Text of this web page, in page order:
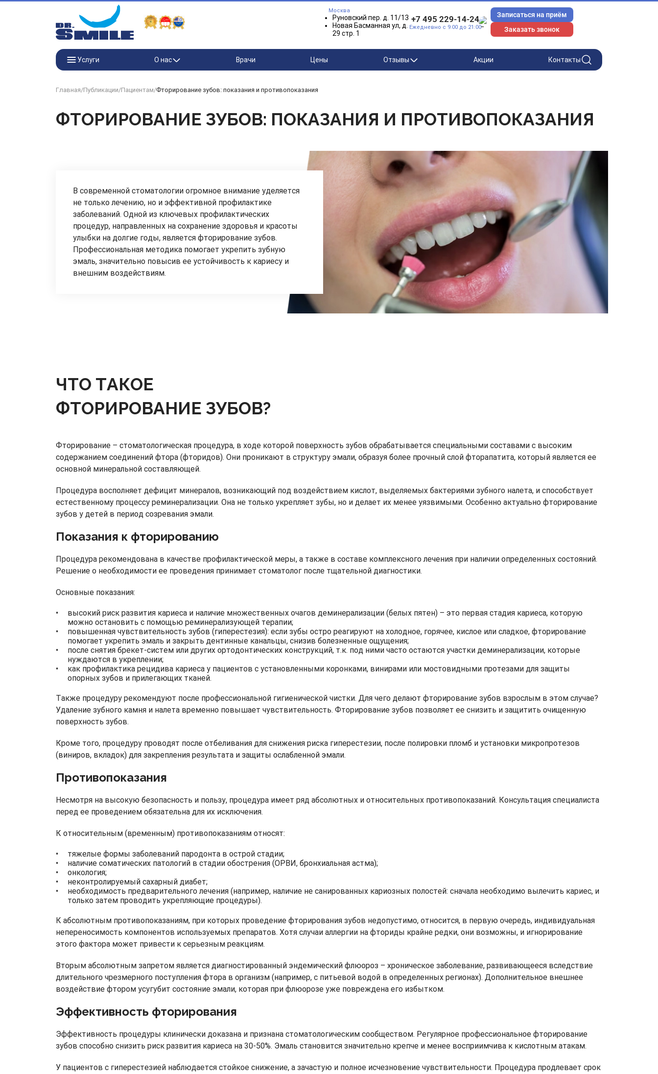
Перейти к основному контенту
Москва
Руновский пер. д. 11/13
Новая Басманная ул, д.
29 стр. 1
+7 495 229-14-24
Ежедневно с 9:00 до 21:00
Записаться на приём
Заказать звонок
Услуги О нас Врачи Цены Отзывы Акции Контакты
Главная/Публикации/Пациентам/Фторирование зубов: показания и противопоказания
ФТОРИРОВАНИЕ ЗУБОВ: ПОКАЗАНИЯ И ПРОТИВОПОКАЗАНИЯ
В современной стоматологии огромное внимание уделяется
не только лечению, но и эффективной профилактике
заболеваний. Одной из ключевых профилактических
процедур, направленных на сохранение здоровья и красоты
улыбки на долгие годы, является фторирование зубов.
Профессиональная методика помогает укрепить зубную
эмаль, значительно повысив ее устойчивость к кариесу и
внешним воздействиям.
ЧТО ТАКОЕ
ФТОРИРОВАНИЕ ЗУБОВ?
Фторирование – стоматологическая процедура, в ходе которой поверхность зубов обрабатывается специальными составами с высоким
содержанием соединений фтора (фторидов). Они проникают в структуру эмали, образуя более прочный слой фторапатита, который является ее
основной минеральной составляющей.
Процедура восполняет дефицит минералов, возникающий под воздействием кислот, выделяемых бактериями зубного налета, и способствует
естественному процессу реминерализации. Она не только укрепляет зубы, но и делает их менее уязвимыми. Особенно актуально фторирование
зубов у детей в период созревания эмали.
Показания к фторированию
Процедура рекомендована в качестве профилактической меры, а также в составе комплексного лечения при наличии определенных состояний.
Решение о необходимости ее проведения принимает стоматолог после тщательной диагностики.
Основные показания:
высокий риск развития кариеса и наличие множественных очагов деминерализации (белых пятен) – это первая стадия кариеса, которую
можно остановить с помощью реминерализующей терапии;
повышенная чувствительность зубов (гиперестезия): если зубы остро реагируют на холодное, горячее, кислое или сладкое, фторирование
помогает укрепить эмаль и закрыть дентинные канальцы, снизив болезненные ощущения;
после снятия брекет-систем или других ортодонтических конструкций, т.к. под ними часто остаются участки деминерализации, которые
нуждаются в укреплении;
как профилактика рецидива кариеса у пациентов с установленными коронками, винирами или мостовидными протезами для защиты
опорных зубов и прилегающих тканей.
Также процедуру рекомендуют после профессиональной гигиенической чистки. Для чего делают фторирование зубов взрослым в этом случае?
Удаление зубного камня и налета временно повышает чувствительность. Фторирование зубов позволяет ее снизить и защитить очищенную
поверхность зубов.
Кроме того, процедуру проводят после отбеливания для снижения риска гиперестезии, после полировки пломб и установки микропротезов
(виниров, вкладок) для закрепления результата и защиты ослабленной эмали.
Противопоказания
Несмотря на высокую безопасность и пользу, процедура имеет ряд абсолютных и относительных противопоказаний. Консультация специалиста
перед ее проведением обязательна для их исключения.
К относительным (временным) противопоказаниям относят:
тяжелые формы заболеваний пародонта в острой стадии;
наличие соматических патологий в стадии обострения (ОРВИ, бронхиальная астма);
онкология;
неконтролируемый сахарный диабет;
необходимость предварительного лечения (например, наличие не санированных кариозных полостей: сначала необходимо вылечить кариес, и
только затем проводить укрепляющие процедуры).
К абсолютным противопоказаниям, при которых проведение фторирования зубов недопустимо, относится, в первую очередь, индивидуальная
непереносимость компонентов используемых препаратов. Хотя случаи аллергии на фториды крайне редки, они возможны, и игнорирование
этого фактора может привести к серьезным реакциям.
Вторым абсолютным запретом является диагностированный эндемический флюороз – хроническое заболевание, развивающееся вследствие
длительного чрезмерного поступления фтора в организм (например, с питьевой водой в определенных регионах). Дополнительное внешнее
воздействие фтором усугубит состояние эмали, которая при флюорозе уже повреждена его избытком.
Эффективность фторирования
Эффективность процедуры клинически доказана и признана стоматологическим сообществом. Регулярное профессиональное фторирование
зубов способно снизить риск развития кариеса на 30-50%. Эмаль становится значительно крепче и менее восприимчива к кислотным атакам.
У пациентов с гиперестезией наблюдается стойкое снижение, а зачастую и полное исчезновение чувствительности. Процедура продлевает срок